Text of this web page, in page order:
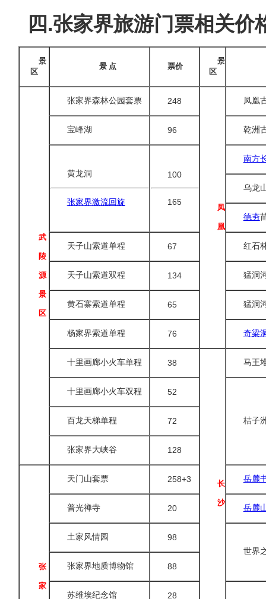
四.张家界旅游门票相关价
景
区
景 点 票价
景
区
武
陵
源
景
区
张家界森林公园套票 248
凤
凰
凤凰
宝峰湖 96 乾洲
黄龙洞
张家界激流回旋
100
165
南方
乌龙
德夯
天子山索道单程 67 红石
天子山索道双程 134 猛洞
黄石寨索道单程 65 猛洞
杨家界索道单程 76 奇梁
十里画廊小火车单程 38
长
沙
马王
十里画廊小火车双程 52
桔子
百龙天梯单程 72
张家界大峡谷 128
张
家
天门山套票 258+3 岳麓
普光禅寺 20 岳麓
土家风情园 98
世界
张家界地质博物馆
88
苏维埃纪念馆 28